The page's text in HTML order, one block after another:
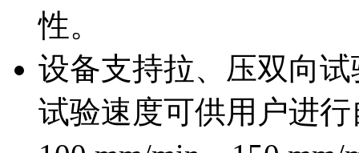
性。
设备支持拉、压双向
试验速度可供用户进